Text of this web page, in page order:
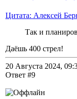
Цитата: Алексей
Так и
Даёшь 400 стрел!
20 Августа 2024,
Ответ #9